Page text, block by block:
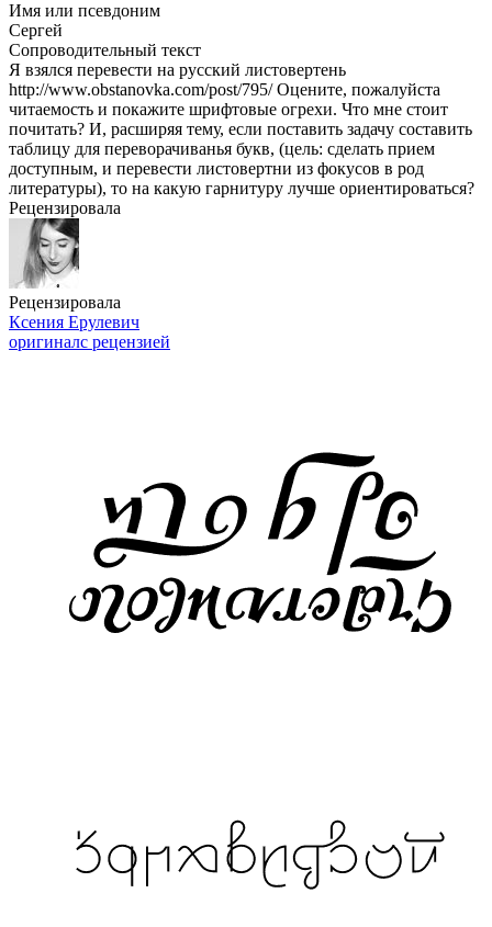
Имя или псевдоним
Сергей
Сопроводительный текст
Я взялся перевести на русский листовертень
http://www.obstanovka.com/post/795/ Оцените, пожалуйста
читаемость и покажите шрифтовые огрехи. Что мне стоит
почитать? И, расширяя тему, если поставить задачу составить
таблицу для переворачиванья букв, (цель: сделать прием
доступным, и перевести листовертни из фокусов в род
литературы), то на какую гарнитуру лучше ориентироваться?
Рецензировала
Рецензировала
Ксения Ерулевич
оригиналс рецензией